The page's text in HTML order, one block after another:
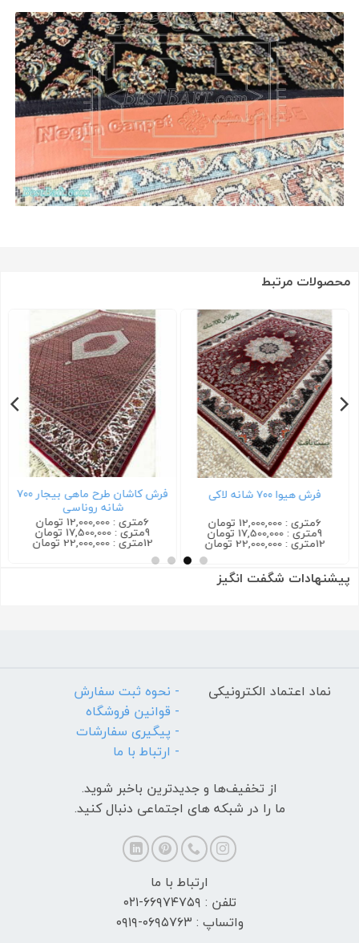
محصولات مرتبط
فرش هیوا ۷۰۰ شانه لاکی
6متری : 12,000,000 تومان
9متری : 17,500,000 تومان
12متری : 22,000,000 تومان
فرش کاشان طرح ماهی بیجار ۷۰۰
شانه روناسی
6متری : 12,000,000 تومان
9متری : 17,500,000 تومان
12متری : 22,000,000 تومان
پیشنهادات شگفت انگیز
نماد اعتماد الکترونیکی
- نحوه ثبت سفارش
- قوانین فروشگاه
- پیگیری سفارشات
- ارتباط با ما
از تخفیف‌ها و جدیدترین‌ باخبر شوید.
ما را در شبکه های اجتماعی دنبال کنید.
ارتباط با ما
تلفن : ۶۶۹۷۴۷۵۹-۰۲۱
واتساپ : ۰۶۹۵۷۶۳-۰۹۱۹